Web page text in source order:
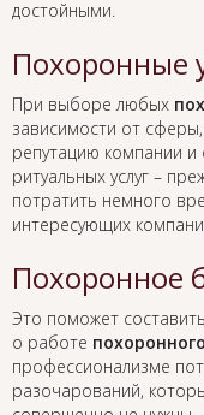
достойными.
Похоронные
При выборе любых
зависимости от
репутацию компании и
ритуальных услуг –
потратить немного
интересующих
Похоронное
Это поможет
о работе
профессионализме
разочарований,